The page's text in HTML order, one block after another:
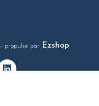
- propulsé par Ezshop